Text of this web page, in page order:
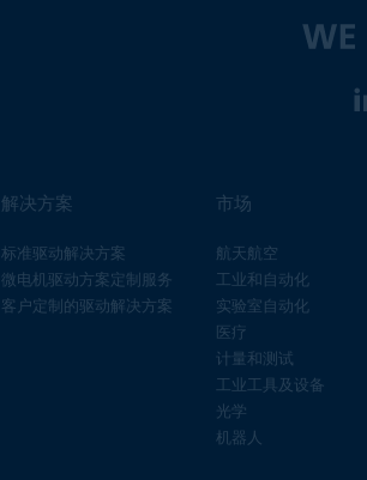
解决方案
标准驱动解决方案
微电机驱动方案定制服务
客户定制的驱动解决方案
市场
航天航空
工业和自动化
实验室自动化
医疗
计量和测试
工业工具及设备
光学
机器人